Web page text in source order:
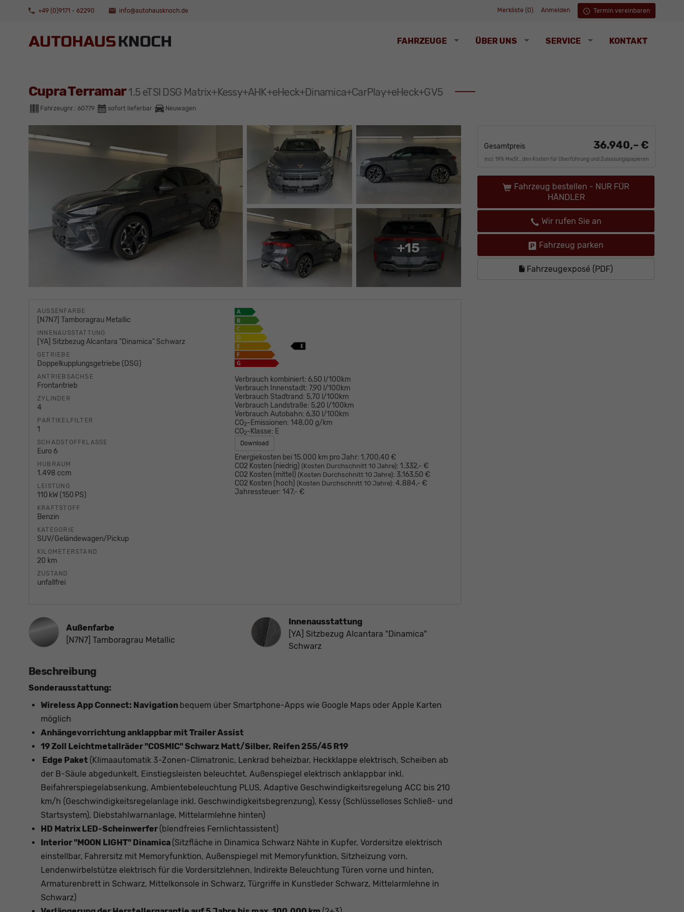
+49 (0)9171 - 62290 info@autohausknoch.de Merkliste (0) Anmelden Termin vereinbaren
FAHRZEUGE ÜBER UNS SERVICE KONTAKT
Cupra Terramar1.5 eTSI DSG Matrix+Kessy+AHK+eHeck+Dinamica+CarPlay+eHeck+GV5
Fahrzeugnr.: 60779 sofort lieferbar Neuwagen
Gesamtpreis 36.940,– €
incl. 19% MwSt., den Kosten für Überführung und Zulassungspapieren
Fahrzeug bestellen - NUR FÜR
HÄNDLER
Wir rufen Sie an
Fahrzeug parken
Fahrzeugexposé (PDF)
+15
AUSSENFARBE
[N7N7] Tamboragrau Metallic
INNENAUSSTATTUNG
[YA] Sitzbezug Alcantara "Dinamica" Schwarz
GETRIEBE
Doppelkupplungsgetriebe (DSG)
ANTRIEBSACHSE
Frontantrieb
ZYLINDER
4
PARTIKELFILTER
1
SCHADSTOFFKLASSE
Euro 6
HUBRAUM
1.498 ccm
LEISTUNG
110 kW (150 PS)
KRAFTSTOFF
Benzin
KATEGORIE
SUV/Geländewagen/Pickup
KILOMETERSTAND
20 km
ZUSTAND
unfallfrei
Verbrauch kombiniert: 6,50 l/100km
Verbrauch Innenstadt: 7,90 l/100km
Verbrauch Stadtrand: 5,70 l/100km
Verbrauch Landstraße: 5,20 l/100km
Verbrauch Autobahn: 6,30 l/100km
CO2-Emissionen: 148,00 g/km
CO2-Klasse: E
Download
Energiekosten bei 15.000 km pro Jahr: 1.700,40 €
CO2 Kosten (niedrig) (Kosten Durchschnitt 10 Jahre): 1.332,- €
CO2 Kosten (mittel) (Kosten Durchschnitt 10 Jahre): 3.163,50 €
CO2 Kosten (hoch) (Kosten Durchschnitt 10 Jahre): 4.884,- €
Jahressteuer: 147,- €
Außenfarbe
[N7N7] Tamboragrau Metallic
InnenausstattungInnenausstattung
[YA] Sitzbezug Alcantara "Dinamica"
Schwarz
Beschreibung
Sonderausstattung:
Wireless App Connect: Navigation bequem über Smartphone-Apps wie Google Maps oder Apple Karten
möglich
Anhängevorrichtung anklappbar mit Trailer Assist
19 Zoll Leichtmetallräder "COSMIC" Schwarz Matt/Silber, Reifen 255/45 R19
Edge Paket (Klimaautomatik 3-Zonen-Climatronic, Lenkrad beheizbar, Heckklappe elektrisch, Scheiben ab
der B-Säule abgedunkelt, Einstiegsleisten beleuchtet, Außenspiegel elektrisch anklappbar inkl.
Beifahrerspiegelabsenkung, Ambientebeleuchtung PLUS, Adaptive Geschwindigkeitsregelung ACC bis 210
km/h (Geschwindigkeitsregelanlage inkl. Geschwindigkeitsbegrenzung), Kessy (Schlüsselloses Schließ- und
Startsystem), Diebstahlwarnanlage, Mittelarmlehne hinten)
HD Matrix LED-Scheinwerfer (blendfreies Fernlichtassistent)
Interior "MOON LIGHT" Dinamica (Sitzfläche in Dinamica Schwarz Nähte in Kupfer, Vordersitze elektrisch
einstellbar, Fahrersitz mit Memoryfunktion, Außenspiegel mit Memoryfunktion, Sitzheizung vorn,
Lendenwirbelstütze elektrisch für die Vordersitzlehnen, Indirekte Beleuchtung Türen vorne und hinten,
Armaturenbrett in Schwarz, Mittelkonsole in Schwarz, Türgriffe in Kunstleder Schwarz, Mittelarmlehne in
Schwarz)